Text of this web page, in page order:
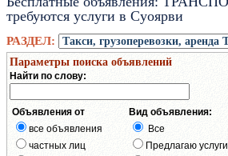
требуются услуги в Суоярви
РАЗДЕЛ:
Параметры поиска объявлений
Найти по слову:
Объявления от
все объявления
частных лиц
Вид объявления:
Все
Предлагаю услуги